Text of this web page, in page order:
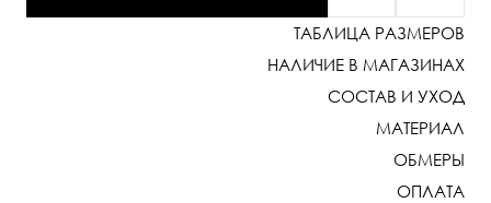
ТАБЛИЦА РАЗМЕРОВ
НАЛИЧИЕ В МАГАЗИНАХ
СОСТАВ И УХОД
МАТЕРИАЛ
ОБМЕРЫ
ОПЛАТА